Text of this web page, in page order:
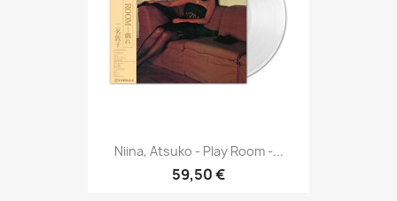
Niina, Atsuko - Play Room -...
59,50 €